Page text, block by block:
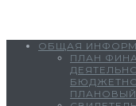
ОБЩАЯ
ПЛАН
ПЛАНОВЫЙ